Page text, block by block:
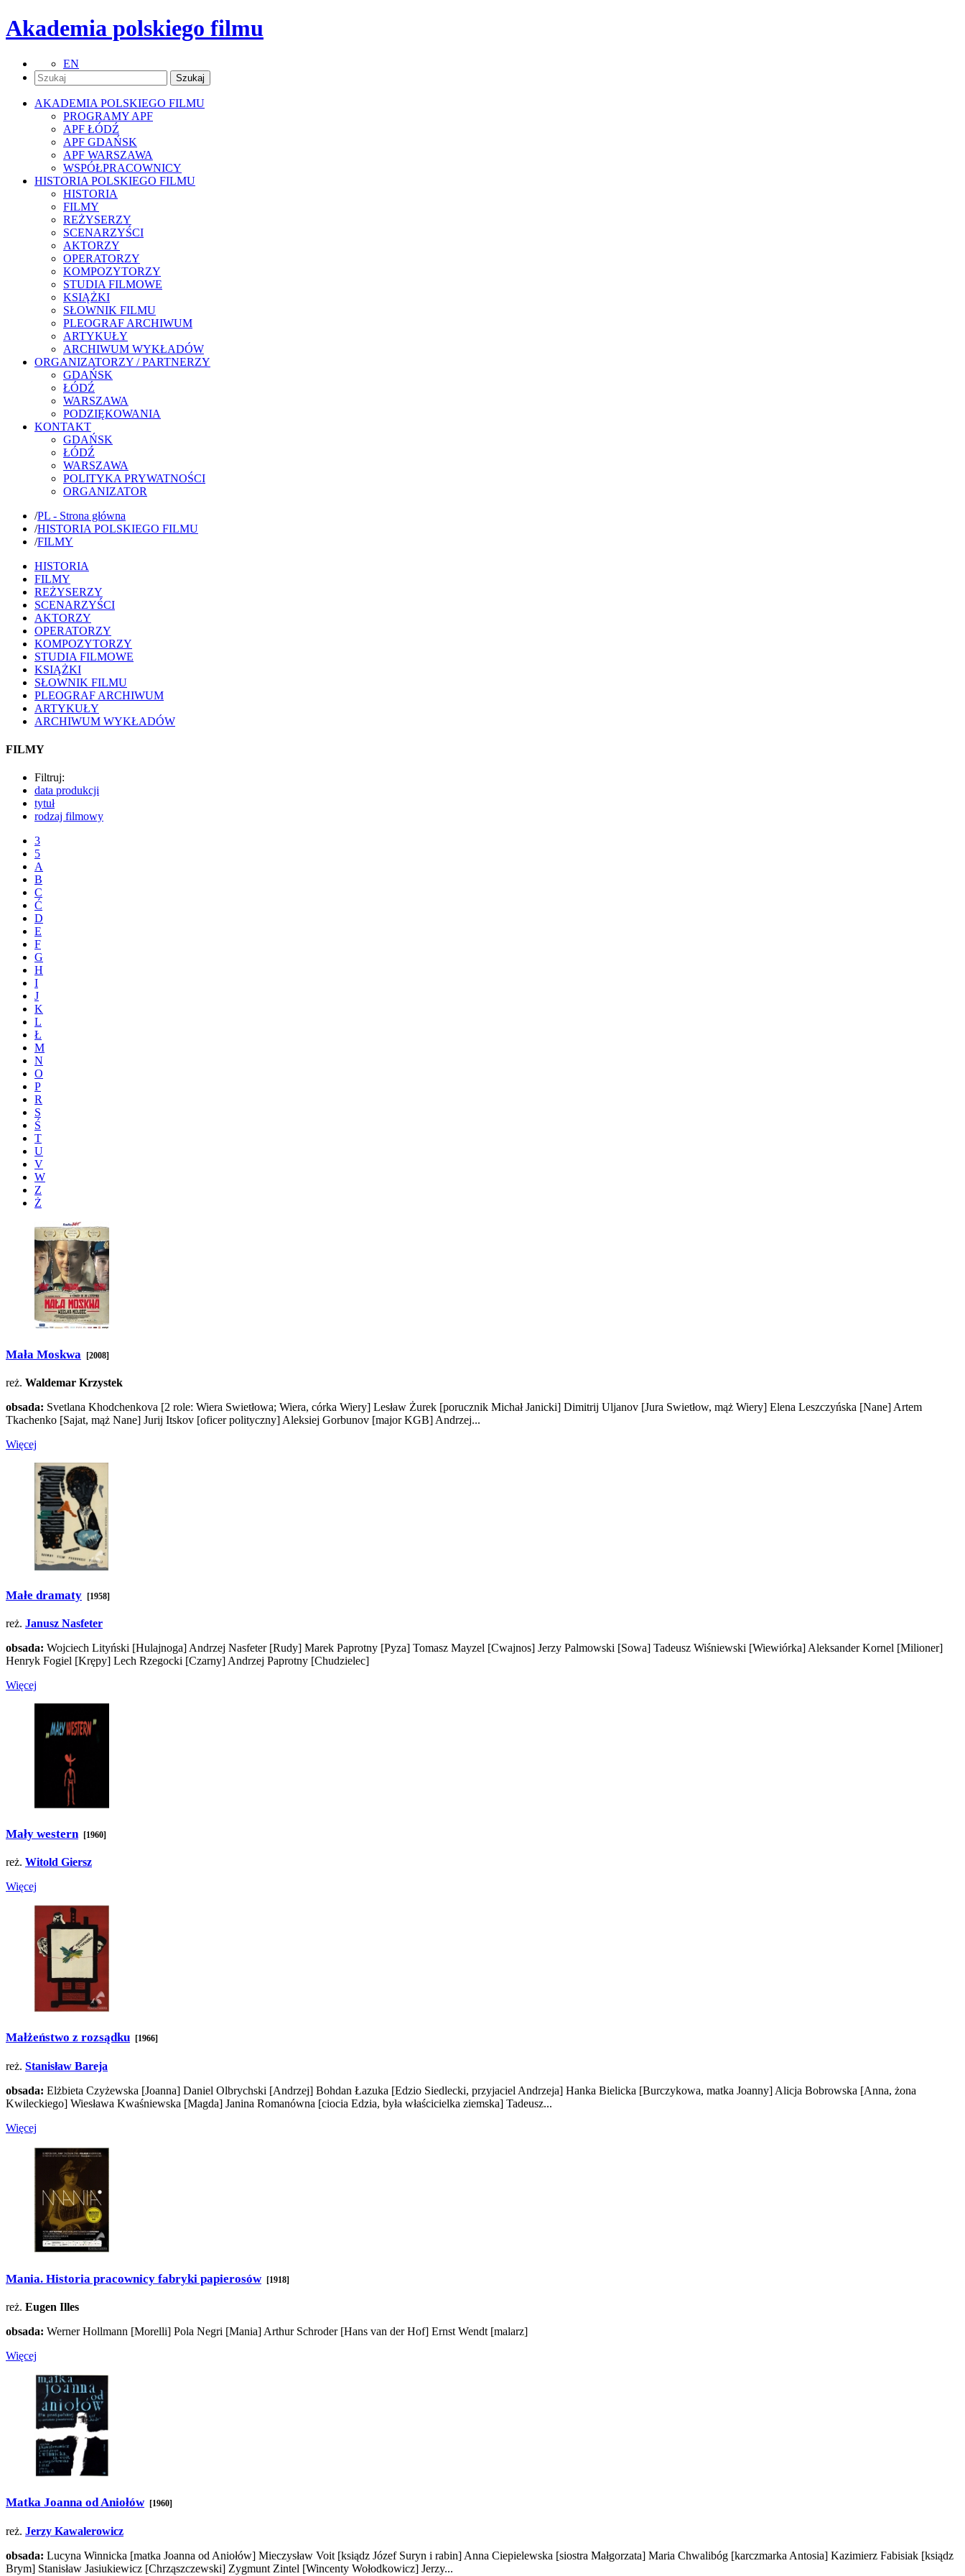
Akademia polskiego filmu
EN
AKADEMIA POLSKIEGO FILMU
PROGRAMY APF
APF ŁÓDŹ
APF GDAŃSK
APF WARSZAWA
WSPÓŁPRACOWNICY
HISTORIA POLSKIEGO FILMU
HISTORIA
FILMY
REŻYSERZY
SCENARZYŚCI
AKTORZY
OPERATORZY
KOMPOZYTORZY
STUDIA FILMOWE
KSIĄŻKI
SŁOWNIK FILMU
PLEOGRAF ARCHIWUM
ARTYKUŁY
ARCHIWUM WYKŁADÓW
ORGANIZATORZY / PARTNERZY
GDAŃSK
ŁÓDŹ
WARSZAWA
PODZIĘKOWANIA
KONTAKT
GDAŃSK
ŁÓDŹ
WARSZAWA
POLITYKA PRYWATNOŚCI
ORGANIZATOR
/PL - Strona główna
/HISTORIA POLSKIEGO FILMU
/FILMY
HISTORIA
FILMY
REŻYSERZY
SCENARZYŚCI
AKTORZY
OPERATORZY
KOMPOZYTORZY
STUDIA FILMOWE
KSIĄŻKI
SŁOWNIK FILMU
PLEOGRAF ARCHIWUM
ARTYKUŁY
ARCHIWUM WYKŁADÓW
FILMY
Filtruj:
data produkcji
tytuł
rodzaj filmowy
3
5
A
B
C
Ć
D
E
F
G
H
I
J
K
L
Ł
M
N
O
P
R
S
Ś
T
U
V
W
Z
Ż
Mała Moskwa [2008]
reż. Waldemar Krzystek
obsada: Svetlana Khodchenkova [2 role: Wiera Swietłowa; Wiera, córka Wiery] Lesław Żurek [porucznik Michał Janicki] Dimitrij Uljanov [Jura Swietłow, mąż Wiery] Elena Leszczyńska [Nane] Artem
Tkachenko [Sajat, mąż Nane] Jurij Itskov [oficer polityczny] Aleksiej Gorbunov [major KGB] Andrzej...
Więcej
Małe dramaty [1958]
reż. Janusz Nasfeter
obsada: Wojciech Lityński [Hulajnoga] Andrzej Nasfeter [Rudy] Marek Paprotny [Pyza] Tomasz Mayzel [Cwajnos] Jerzy Palmowski [Sowa] Tadeusz Wiśniewski [Wiewiórka] Aleksander Kornel [Milioner]
Henryk Fogiel [Krępy] Lech Rzegocki [Czarny] Andrzej Paprotny [Chudzielec]
Więcej
Mały western [1960]
reż. Witold Giersz
Więcej
Małżeństwo z rozsądku [1966]
reż. Stanisław Bareja
obsada: Elżbieta Czyżewska [Joanna] Daniel Olbrychski [Andrzej] Bohdan Łazuka [Edzio Siedlecki, przyjaciel Andrzeja] Hanka Bielicka [Burczykowa, matka Joanny] Alicja Bobrowska [Anna, żona
Kwileckiego] Wiesława Kwaśniewska [Magda] Janina Romanówna [ciocia Edzia, była właścicielka ziemska] Tadeusz...
Więcej
Mania. Historia pracownicy fabryki papierosów [1918]
reż. Eugen Illes
obsada: Werner Hollmann [Morelli] Pola Negri [Mania] Arthur Schroder [Hans van der Hof] Ernst Wendt [malarz]
Więcej
Matka Joanna od Aniołów [1960]
reż. Jerzy Kawalerowicz
obsada: Lucyna Winnicka [matka Joanna od Aniołów] Mieczysław Voit [ksiądz Józef Suryn i rabin] Anna Ciepielewska [siostra Małgorzata] Maria Chwalibóg [karczmarka Antosia] Kazimierz Fabisiak [ksiądz
Brym] Stanisław Jasiukiewicz [Chrząszczewski] Zygmunt Zintel [Wincenty Wołodkowicz] Jerzy...